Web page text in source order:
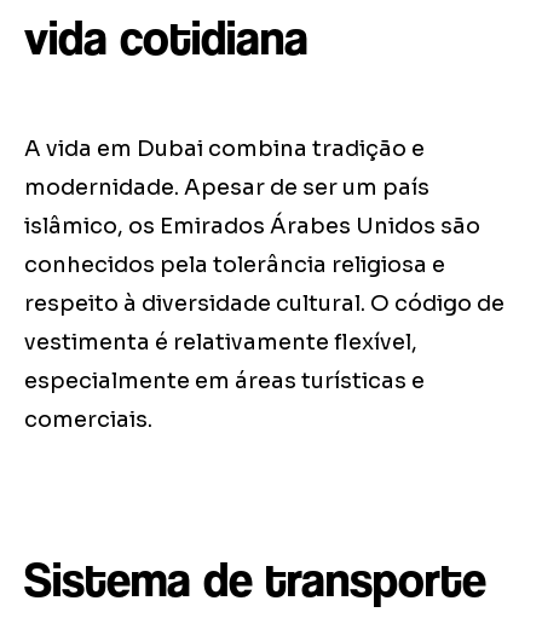
vida cotidiana
A vida em Dubai combina tradição e
modernidade. Apesar de ser um país
islâmico, os Emirados Árabes Unidos são
conhecidos pela tolerância religiosa e
respeito à diversidade cultural. O código de
vestimenta é relativamente flexível,
especialmente em áreas turísticas e
comerciais.
Sistema de transporte